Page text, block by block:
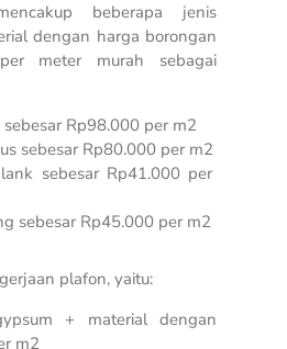
beberapa jenis
dengan harga borongan
meter murah sebagai
Rp98.000 per m2
sebesar Rp80.000 per m2
sebesar Rp41.000 per
sebesar Rp45.000 per m2
plafon, yaitu:
+ material dengan
m2